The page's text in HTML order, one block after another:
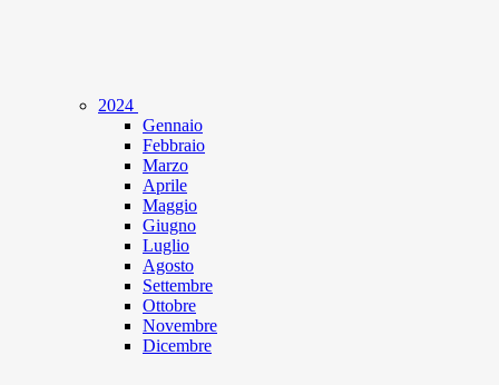
2024
Gennaio
Febbraio
Marzo
Aprile
Maggio
Giugno
Luglio
Agosto
Settembre
Ottobre
Novembre
Dicembre